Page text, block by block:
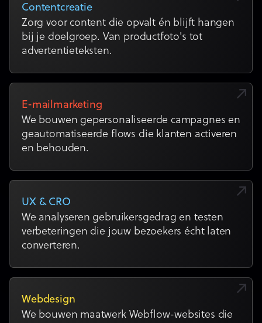
Contentcreatie
Zorg voor content die opvalt én blijft hangen
bij je doelgroep. Van productfoto's tot
advertentieteksten.
E-mailmarketing
We bouwen gepersonaliseerde campagnes en
geautomatiseerde flows die klanten activeren
en behouden.
UX & CRO
We analyseren gebruikersgedrag en testen
verbeteringen die jouw bezoekers écht laten
converteren.
Webdesign
We bouwen maatwerk Webflow-websites die